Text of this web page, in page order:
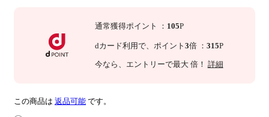
通常獲得ポイント ： 105P
dカード利用で、 ポイント 3倍 ： 315P
今なら 、エントリーで最大 倍！ 詳細
この商品は 返品可能 です。